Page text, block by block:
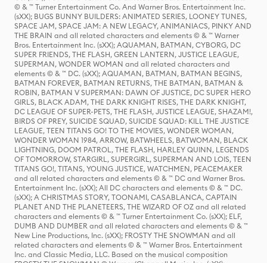
© & ™ Turner Entertainment Co. And Warner Bros. Entertainment Inc.
(sXX); BUGS BUNNY BUILDERS: ANIMATED SERIES, LOONEY TUNES,
SPACE JAM, SPACE JAM: A NEW LEGACY, ANIMANIACS, PINKY AND
THE BRAIN and all related characters and elements © & ™ Warner
Bros. Entertainment Inc. (sXX); AQUAMAN, BATMAN, CYBORG, DC
SUPER FRIENDS, THE FLASH, GREEN LANTERN, JUSTICE LEAGUE,
SUPERMAN, WONDER WOMAN and all related characters and
elements © & ™ DC. (sXX); AQUAMAN, BATMAN, BATMAN BEGINS,
BATMAN FOREVER, BATMAN RETURNS, THE BATMAN, BATMAN &
ROBIN, BATMAN V SUPERMAN: DAWN OF JUSTICE, DC SUPER HERO
GIRLS, BLACK ADAM, THE DARK KNIGHT RISES, THE DARK KNIGHT,
DC LEAGUE OF SUPER-PETS, THE FLASH, JUSTICE LEAGUE, SHAZAM!,
BIRDS OF PREY, SUICIDE SQUAD, SUICIDE SQUAD: KILL THE JUSTICE
LEAGUE, TEEN TITANS GO! TO THE MOVIES, WONDER WOMAN,
WONDER WOMAN 1984, ARROW, BATWHEELS, BATWOMAN, BLACK
LIGHTNING, DOOM PATROL, THE FLASH, HARLEY QUINN, LEGENDS
OF TOMORROW, STARGIRL, SUPERGIRL, SUPERMAN AND LOIS, TEEN
TITANS GO!, TITANS, YOUNG JUSTICE, WATCHMEN, PEACEMAKER
and all related characters and elements © & ™ DC and Warner Bros.
Entertainment Inc. (sXX); All DC characters and elements © & ™ DC.
(sXX); A CHRISTMAS STORY, TOONAMI, CASABLANCA, CAPTAIN
PLANET AND THE PLANETEERS, THE WIZARD OF OZ and all related
characters and elements © & ™ Turner Entertainment Co. (sXX); ELF,
DUMB AND DUMBER and all related characters and elements © & ™
New Line Productions, Inc. (sXX); FROSTY THE SNOWMAN and all
related characters and elements © & ™ Warner Bros. Entertainment
Inc. and Classic Media, LLC. Based on the musical composition